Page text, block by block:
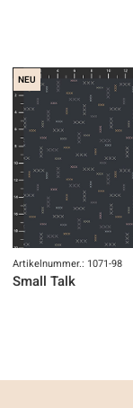
NEU
Artikelnummer.: 1071-98
Small Talk